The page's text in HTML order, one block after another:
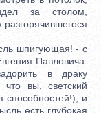
за столом,
шпигующая! - с
Павловича:
в драку
вы, светский
способностей!), и
есть глубокая